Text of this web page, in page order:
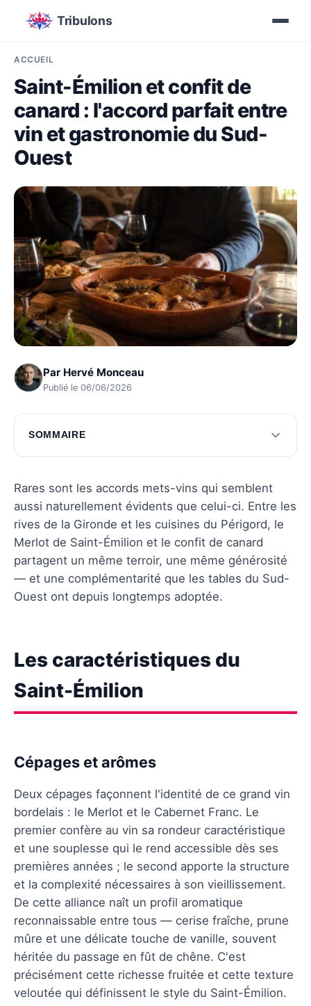
Tribulons
ACCUEIL
Saint-Émilion et confit de
canard : l'accord parfait entre
vin et gastronomie du Sud-
Ouest
Par Hervé Monceau
Publié le 06/06/2026
SOMMAIRE
Les caractéristiques du Saint-Émilion
Le confit de canard : un classique du Sud-
Ouest
Pourquoi le Saint-Émilion et le confit de
canard s'accordent
Conseils pour réussir cet accord chez soi
Questions fréquentes
Rares sont les accords mets-vins qui semblent
aussi naturellement évidents que celui-ci. Entre les
rives de la Gironde et les cuisines du Périgord, le
Merlot de Saint-Émilion et le confit de canard
partagent un même terroir, une même générosité
— et une complémentarité que les tables du Sud-
Ouest ont depuis longtemps adoptée.
Les caractéristiques du
Saint-Émilion
Cépages et arômes
Deux cépages façonnent l'identité de ce grand vin
bordelais : le Merlot et le Cabernet Franc. Le
premier confère au vin sa rondeur caractéristique
et une souplesse qui le rend accessible dès ses
premières années ; le second apporte la structure
et la complexité nécessaires à son vieillissement.
De cette alliance naît un profil aromatique
reconnaissable entre tous — cerise fraîche, prune
mûre et une délicate touche de vanille, souvent
héritée du passage en fût de chêne. C'est
précisément cette richesse fruitée et cette texture
veloutée qui définissent le style du Saint-Émilion.